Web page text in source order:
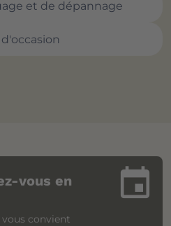
et de dépannage
insert_invitation
vous en
convient